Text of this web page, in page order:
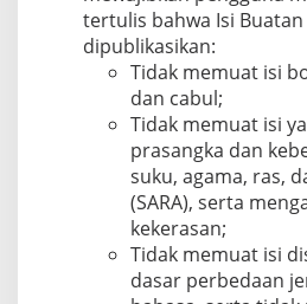
tertulis bahwa Isi
dipublikasikan:
Tidak memuat isi
dan cabul;
Tidak memuat isi
prasangka dan
suku, agama, ras,
(SARA), serta
kekerasan;
Tidak memuat isi
dasar perbedaan